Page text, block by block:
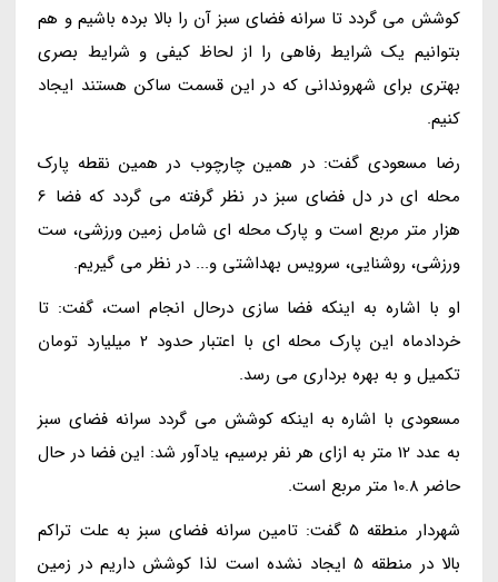
کوشش می گردد تا سرانه فضای سبز آن را بالا برده باشیم و هم
بتوانیم یک شرایط رفاهی را از لحاظ کیفی و شرایط بصری
بهتری برای شهروندانی که در این قسمت ساکن هستند ایجاد
کنیم.
رضا مسعودی گفت: در همین چارچوب در همین نقطه پارک
محله ای در دل فضای سبز در نظر گرفته می گردد که فضا 6
هزار متر مربع است و پارک محله ای شامل زمین ورزشی، ست
ورزشی، روشنایی، سرویس بهداشتی و... در نظر می گیریم.
او با اشاره به اینکه فضا سازی درحال انجام است، گفت: تا
خردادماه این پارک محله ای با اعتبار حدود 2 میلیارد تومان
تکمیل و به بهره برداری می رسد.
مسعودی با اشاره به اینکه کوشش می گردد سرانه فضای سبز
به عدد 12 متر به ازای هر نفر برسیم، یادآور شد: این فضا در حال
حاضر 10.8 متر مربع است.
شهردار منطقه 5 گفت: تامین سرانه فضای سبز به علت تراکم
بالا در منطقه 5 ایجاد نشده است لذا کوشش داریم در زمین